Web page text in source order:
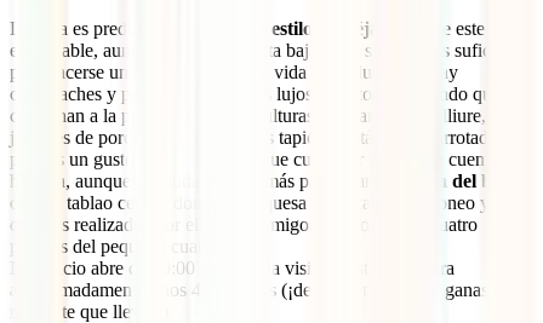
La casa es predominantemente de estilo mudéjar
y desde este 2016
es visitable, aunque “sólo” la planta baja. Que sin duda es suficiente
para hacerse una idea del estilo de vida de la duquesa. Hay
cachivaches y pequeños souvenirs lujosos de todo el mundo que
combinan a la perfección con esculturas de Mariano Benlliure,
jarrones de porcelana china y ricos tapices. Está todo abarrotado
pero es un gusto para la vista porque cualquier artículo te cuenta una
historia, aunque sin duda la zona más particular es
la sala del baile
con un tablao central donde la duquesa practicaba su taconeo y
cuadros realizados por ella y por amigos que forran las cuatro
paredes del pequeño cuarto.
El palacio abre de 10:00 a 18:00, la visita cuesta 8€ y dura
aproximadamente unos 45 minutos (¡dependiendo de las ganas de
recrearte que lleves!)